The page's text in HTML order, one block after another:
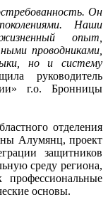
Он
Наши
опыт,
проводниками,
но и систему
руководитель
г.о. Бронницы
отделения
Алумянц, проект
защитников
среду региона,
основы.